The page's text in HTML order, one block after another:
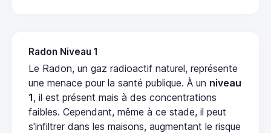
Radon Niveau 1
Le Radon, un gaz radioactif naturel, représente
une menace pour la santé publique. À un niveau
1, il est présent mais à des concentrations
faibles. Cependant, même à ce stade, il peut
s'infiltrer dans les maisons, augmentant le risque